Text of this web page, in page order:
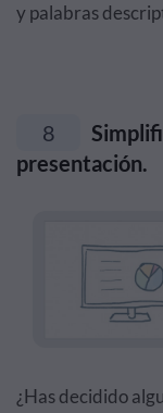
y palabras
8
presentación.
¿Has decidido